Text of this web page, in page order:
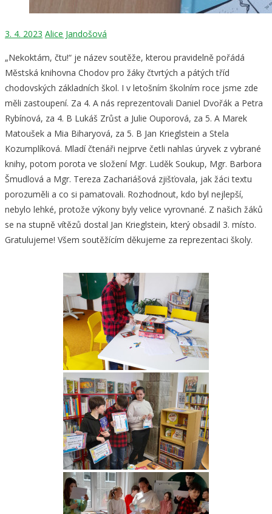
3. 4. 2023 Alice Jandošová
„Nekoktám, čtu!“ je název soutěže, kterou pravidelně pořádá
Městská knihovna Chodov pro žáky čtvrtých a pátých tříd
chodovských základních škol. I v letošním školním roce jsme zde
měli zastoupení. Za 4. A nás reprezentovali Daniel Dvořák a Petra
Rybínová, za 4. B Lukáš Zrůst a Julie Ouporová, za 5. A Marek
Matoušek a Mia Biharyová, za 5. B Jan Krieglstein a Stela
Kozumplíková. Mladí čtenáři nejprve četli nahlas úryvek z vybrané
knihy, potom porota ve složení Mgr. Luděk Soukup, Mgr. Barbora
Šmudlová a Mgr. Tereza Zachariášová zjišťovala, jak žáci textu
porozuměli a co si pamatovali. Rozhodnout, kdo byl nejlepší,
nebylo lehké, protože výkony byly velice vyrovnané. Z našich žáků
se na stupně vítězů dostal Jan Krieglstein, který obsadil 3. místo.
Gratulujeme! Všem soutěžícím děkujeme za reprezentaci školy.